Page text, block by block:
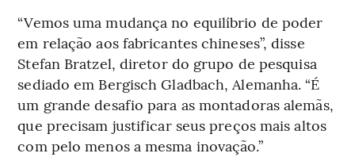
“Vemos uma mudança no equilíbrio de poder
em relação aos fabricantes chineses”, disse
Stefan Bratzel, diretor do grupo de pesquisa
sediado em Bergisch Gladbach, Alemanha. “É
um grande desafio para as montadoras alemãs,
que precisam justificar seus preços mais altos
com pelo menos a mesma inovação.”